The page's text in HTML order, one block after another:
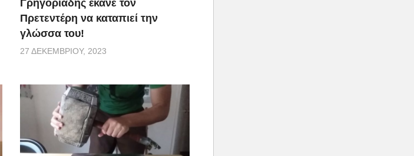
Γρηγοριάδης έκανε τον
Πρετεντέρη να καταπιεί την
γλώσσα του!
27 ΔΕΚΕΜΒΡΊΟΥ, 2023